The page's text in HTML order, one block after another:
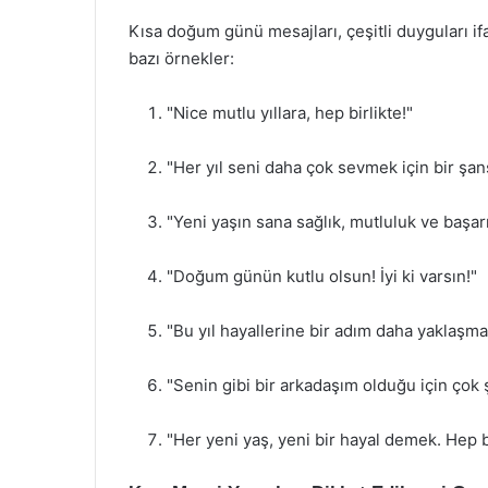
Kısa doğum günü mesajları, çeşitli duyguları
bazı örnekler:
"Nice mutlu yıllara, hep birlikte!"
"Her yıl seni daha çok sevmek için bir
"Yeni yaşın sana sağlık, mutluluk ve
"Doğum günün kutlu olsun! İyi ki varsın!"
"Bu yıl hayallerine bir adım daha
"Senin gibi bir arkadaşım olduğu için çok
"Her yeni yaş, yeni bir hayal demek.